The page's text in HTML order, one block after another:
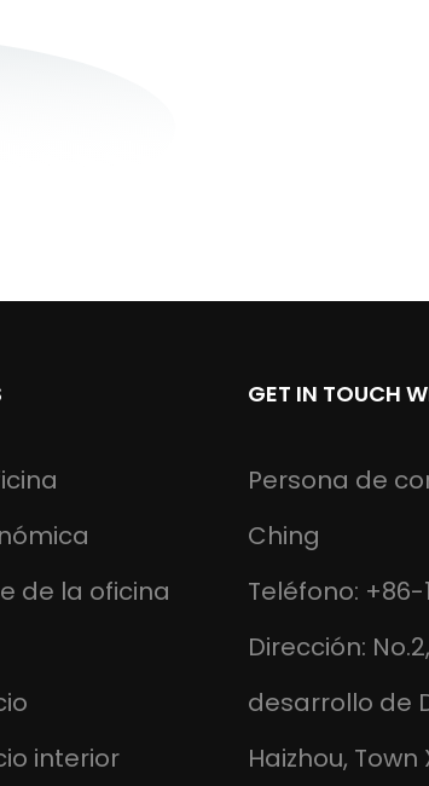
de la oficina
interior
GET IN TOUCH
Persona de
Ching
Teléfono: +86-
Dirección:
desarrollo de
Haizhou, Town